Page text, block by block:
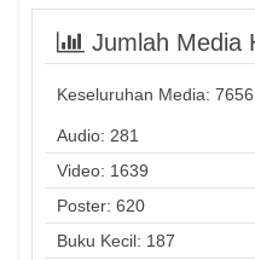
Jumlah Media
Keseluruhan Media: 7656
Audio: 281
Video: 1639
Poster: 620
Buku Kecil: 187